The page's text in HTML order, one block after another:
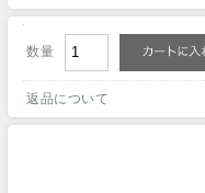
数量
返品について